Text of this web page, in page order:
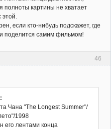
полноты картины не хватает
если кто-нибудь подскажет, где
поделится самим фильмом!
46
Чана "The Longest Summer"/
1998
его лентами конца